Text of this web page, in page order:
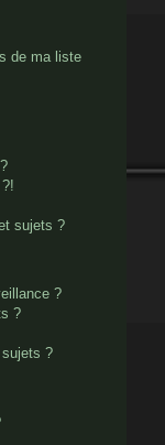
de ma liste
sujets ?
?
?
?